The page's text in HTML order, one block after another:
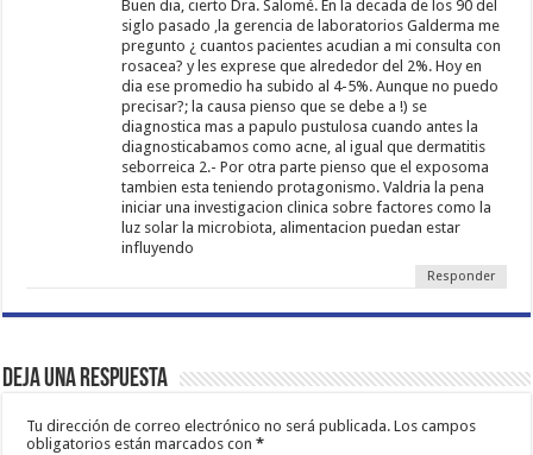
Buen dia, cierto Dra. Salomé. En la decada de los 90 del
siglo pasado ,la gerencia de laboratorios Galderma me
pregunto ¿ cuantos pacientes acudian a mi consulta con
rosacea? y les exprese que alrededor del 2%. Hoy en
dia ese promedio ha subido al 4-5%. Aunque no puedo
precisar?; la causa pienso que se debe a !) se
diagnostica mas a papulo pustulosa cuando antes la
diagnosticabamos como acne, al igual que dermatitis
seborreica 2.- Por otra parte pienso que el exposoma
tambien esta teniendo protagonismo. Valdria la pena
iniciar una investigacion clinica sobre factores como la
luz solar la microbiota, alimentacion puedan estar
influyendo
Responder
Deja una respuesta
Tu dirección de correo electrónico no será publicada. Los campos
obligatorios están marcados con*